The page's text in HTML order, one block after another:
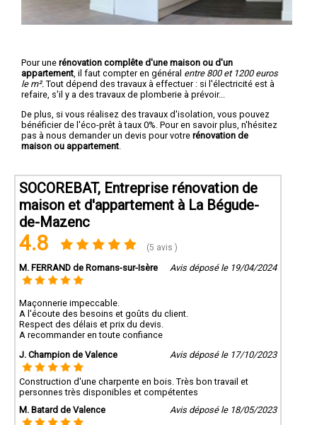
Pour une rénovation complête d'une maison ou d'un
appartement , il faut compter en général entre 800 et 1200 euros
le m². Tout dépend des travaux à effectuer : si l'électricité est à
refaire, s'il y a des travaux de plomberie à prévoir...
De plus, si vous réalisez des travaux d'isolation, vous pouvez
bénéficier de l'éco-prêt à taux 0%. Pour en savoir plus, n'hésitez
pas à nous demander un devis pour votre rénovation de
maison ou appartement
SOCOREBAT, Entreprise rénovation de
maison et d'appartement à La Bégude-
de-Mazenc
4.8 (5 avis )
M. FERRAND de Romans-sur-Isère Avis déposé le 19/04/2024
Maçonnerie impeccable.
A l'écoute des besoins et goûts du client.
Respect des délais et prix du devis.
A recommander en toute confiance
J. Champion de Valence
Avis déposé le 17/10/2023
Construction d'une charpente en bois. Très bon travail et
personnes très disponibles et compétentes
M. Batard de Valence
Avis déposé le 18/05/2023